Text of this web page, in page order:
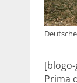
[blogo-
Prima